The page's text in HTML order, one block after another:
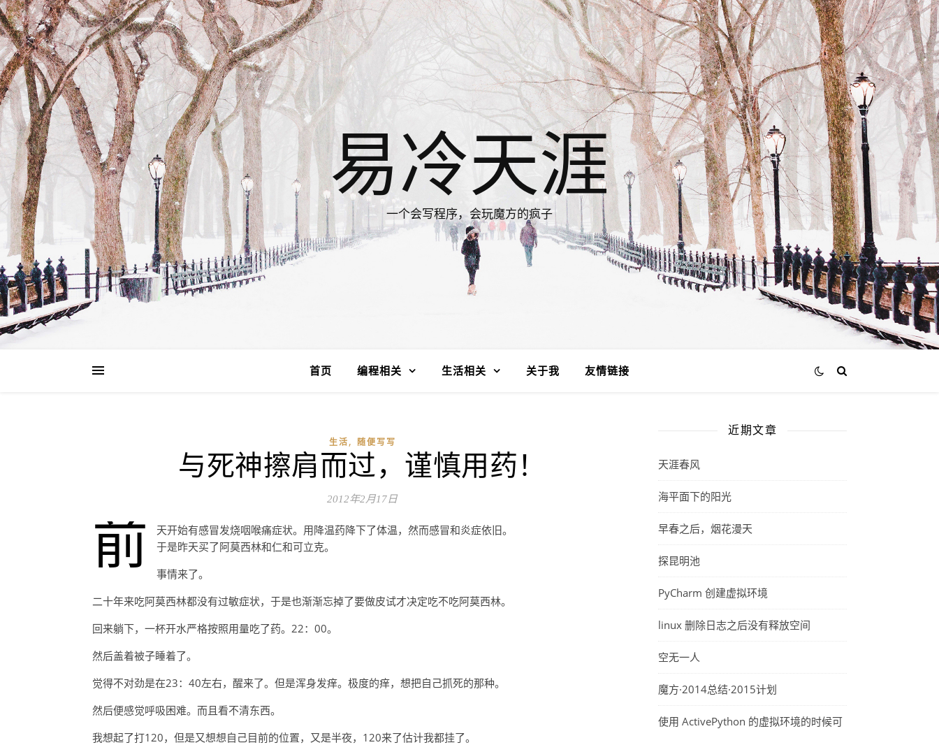
易冷天涯
一个会写程序，会玩魔方的疯子
首页 编程相关 生活相关 关于我 友情链接
生活, 随便写写
与死神擦肩而过，谨慎用药！
2012年2月17日
前
天开始有感冒发烧咽喉痛症状。用降温药降下了体温，然而感冒和炎症依旧。
于是昨天买了阿莫西林和仁和可立克。
事情来了。
二十年来吃阿莫西林都没有过敏症状，于是也渐渐忘掉了要做皮试才决定吃不吃阿莫西林。
回来躺下，一杯开水严格按照用量吃了药。22：00。
然后盖着被子睡着了。
觉得不对劲是在23：40左右，醒来了。但是浑身发痒。极度的痒，想把自己抓死的那种。
然后便感觉呼吸困难。而且看不清东西。
我想起了打120，但是又想想自己目前的位置，又是半夜，120来了估计我都挂了。
近期文章
天涯春风
海平面下的阳光
早春之后，烟花漫天
探昆明池
PyCharm 创建虚拟环境
linux 删除日志之后没有释放空间
空无一人
魔方·2014总结·2015计划
使用 ActivePython 的虚拟环境的时候可